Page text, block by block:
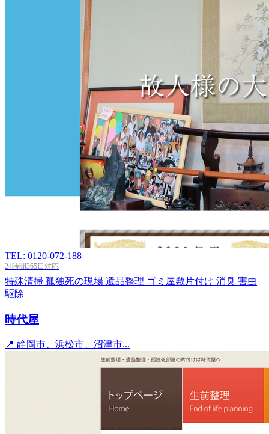
TEL: 0120-072-188
24時間365日対応
特殊清掃 孤独死の現場 遺品整理 ゴミ屋敷片付け 消臭 害虫
駆除
時代屋
📍 静岡市、浜松市、沼津市...